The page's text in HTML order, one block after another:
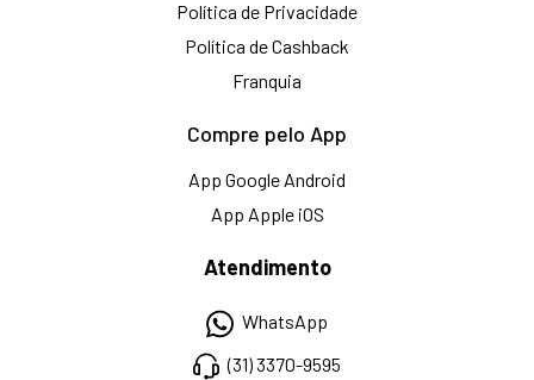
Política de Privacidade
Política de Cashback
Franquia
Compre pelo App
App Google Android
App Apple iOS
Atendimento
WhatsApp
(31) 3370-9595